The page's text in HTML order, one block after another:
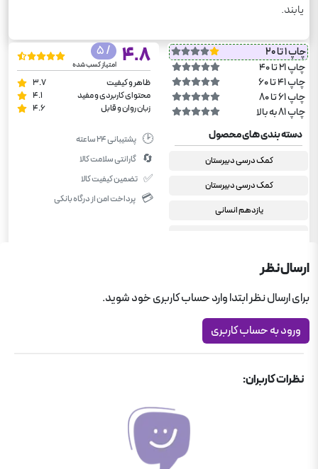
یابند.
چاپ 1 تا 20
چاپ 21 تا 40
چاپ 41 تا 60
چاپ 61 تا 80
چاپ 81 به بالا
4.8
/ 5
امتیاز کسب شده
ظاهر و کیفیت
3.7
محتوای کاربردی و مفید
4.1
زبان روان و قابل
4.6
دسته بندی های محصول
کمک درسی دبیرستان
کمک درسی دبیرستان
یازدهم انسانی
🕑 پشتیبانی ۲۴ ساعته
🔄 گارانتی سلامت کالا
✅ تضمین کیفیت کالا
💳 پرداخت امن از درگاه بانکی
ارسال نظر
برای ارسال نظر ابتدا وارد حساب کاربری خود شوید.
ورود به حساب کاربری
نظرات کاربران: